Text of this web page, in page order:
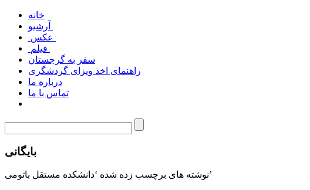
خانه
سفر به گرجستان
راهنمای اخذ ویزای گردشگری
درباره ما
تماس با ما
بایگانی
نوشته های برچسب زده شده ‘دانشکده مستقل باتومی’